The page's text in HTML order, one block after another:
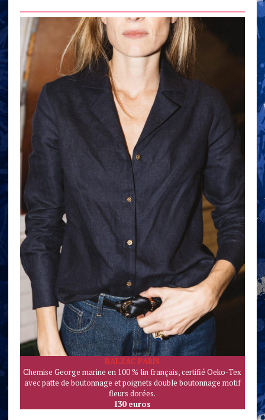
BALZAC PARIS
Chemise George marine en 100 % lin français, certifié Oeko-Tex
avec patte de boutonnage et poignets double boutonnage motif
fleurs dorées.
130 euros